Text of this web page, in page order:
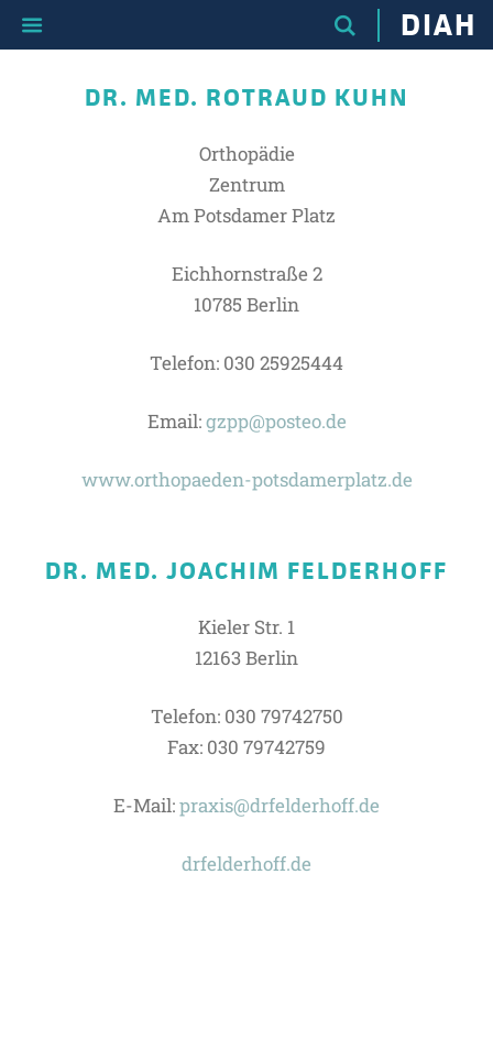
DIAH
DR. MED. ROTRAUD KUHN
Orthopädie
Zentrum
Am Potsdamer Platz
Eichhornstraße 2
10785 Berlin
Telefon: 030 25925444
Email:gzpp@posteo.de
www.orthopaeden-potsdamerplatz.de
DR. MED. JOACHIM FELDERHOFF
Kieler Str. 1
12163 Berlin
Telefon: 030 79742750
Fax: 030 79742759
E-Mail:praxis@drfelderhoff.de
drfelderhoff.de